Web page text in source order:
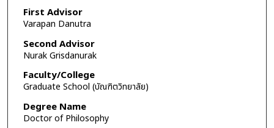
First Advisor
Varapan Danutra
Second Advisor
Nurak Grisdanurak
Faculty/College
Graduate School (บัณฑิตวิทยาลัย)
Degree Name
Doctor of Philosophy